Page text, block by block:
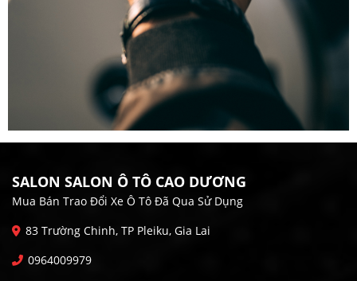
SALON SALON Ô TÔ CAO DƯƠNG
Mua Bán Trao Đổi Xe Ô Tô Đã Qua Sử Dụng
83 Trường Chinh, TP Pleiku, Gia Lai
0964009979